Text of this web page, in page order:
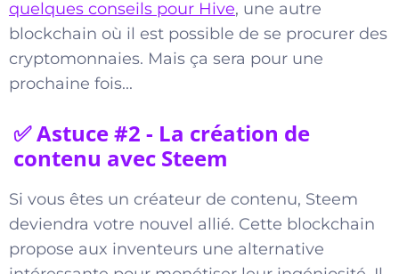
quelques conseils pour Hive, une autre
blockchain où il est possible de se procurer des
cryptomonnaies. Mais ça sera pour une
prochaine fois...
✅ Astuce #2 - La création de
contenu avec Steem
Si vous êtes un créateur de contenu, Steem
deviendra votre nouvel allié. Cette blockchain
propose aux inventeurs une alternative